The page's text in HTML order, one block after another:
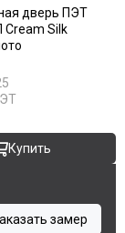
дверь ПЭТ
Cream Silk
Купить
замер